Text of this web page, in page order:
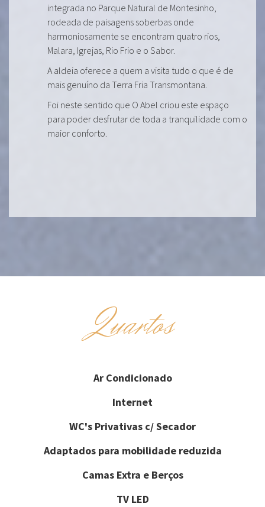
integrada no Parque Natural de Montesinho,
rodeada de paisagens soberbas onde
harmoniosamente se encontram quatro rios,
Malara, Igrejas, Rio Frio e o Sabor.
A aldeia oferece a quem a visita tudo o que é de
mais genuíno da Terra Fria Transmontana.
Foi neste sentido que O Abel criou este espaço
para poder desfrutar de toda a tranquilidade com o
maior conforto.
Quartos
Ar Condicionado
Internet
WC's Privativas c/ Secador
Adaptados para mobilidade reduzida
Camas Extra e Berços
TV LED